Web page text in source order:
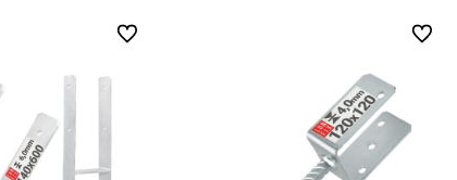
Zu Favoriten
Zu Favoriten Zu
Zu